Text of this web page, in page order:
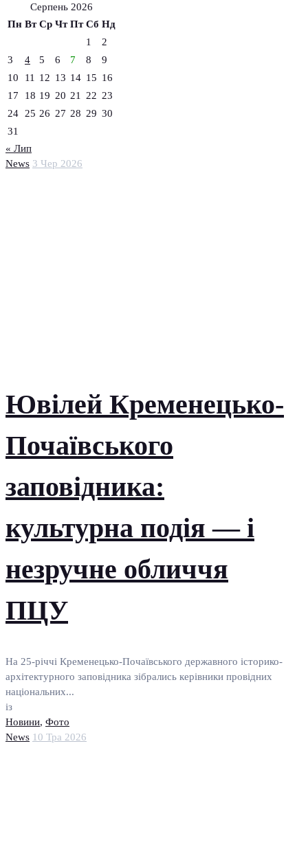
News 3 Чер 2026
Ювілей Кременецько-
Почаївського
заповідника:
культурна подія — і
незручне обличчя
ПЦУ
На 25-річчі Кременецько-Почаївського державного історико-
архітектурного заповідника зібрались керівники провідних
національних...
із
Новини, Фото
News 10 Тра 2026
Серпень 2026
Пн Вт Ср Чт Пт Сб Нд
1
2
3
4 5 6 7 8
9
10
11 12 13 14 15 16
17
18 19 20 21 22 23
24
25 26 27 28 29 30
31
« Лип